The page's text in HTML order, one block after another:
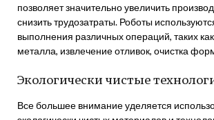
позволяет значительно увеличить
снизить трудозатраты. Роботы
выполнения различных операций, таких
металла, извлечение отливок, очистка
Экологически чистые
Все большее внимание уделяется